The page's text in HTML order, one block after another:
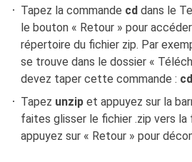
Tapez la commande cd dans le
le bouton « Retour » pour
répertoire du fichier zip. Par
se trouve dans le dossier «
devez taper cette commande :
Tapez unzip et appuyez sur la
faites glisser le fichier .zip vers
appuyez sur « Retour » pour